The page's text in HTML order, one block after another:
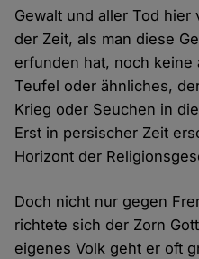
Gewalt und aller Tod hier
der Zeit, als man diese
erfunden hat, noch keine
Teufel oder ähnliches,
Krieg oder Seuchen in
Erst in persischer Zeit
Horizont der
Doch nicht nur gegen
richtete sich der Zorn
eigenes Volk geht er oft